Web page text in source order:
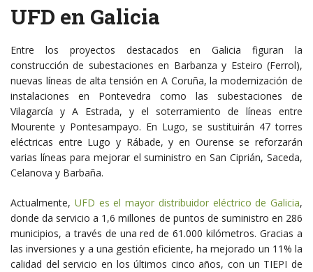
UFD en Galicia
Entre los proyectos destacados en Galicia figuran la
construcción de subestaciones en Barbanza y Esteiro (Ferrol),
nuevas líneas de alta tensión en A Coruña, la modernización de
instalaciones en Pontevedra como las subestaciones de
Vilagarcía y A Estrada, y el soterramiento de líneas entre
Mourente y Pontesampayo. En Lugo, se sustituirán 47 torres
eléctricas entre Lugo y Rábade, y en Ourense se reforzarán
varias líneas para mejorar el suministro en San Ciprián, Saceda,
Celanova y Barbaña.
Actualmente, UFD es el mayor distribuidor eléctrico de Galicia,
donde da servicio a 1,6 millones de puntos de suministro en 286
municipios, a través de una red de 61.000 kilómetros. Gracias a
las inversiones y a una gestión eficiente, ha mejorado un 11% la
calidad del servicio en los últimos cinco años, con un TIEPI de